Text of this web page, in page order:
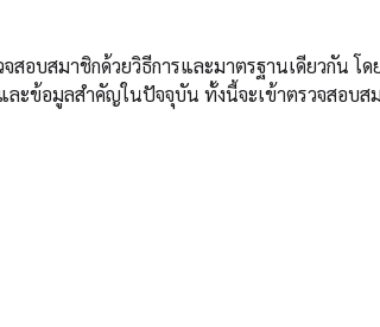
สอบสมาชิกด้วยวิธีการและมาตรฐานเดียวกัน โ
ะข้อมูลสำคัญในปัจจุบัน ทั้งนี้จะเข้าตรวจสอบส